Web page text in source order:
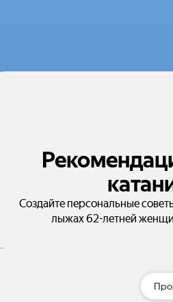
Создайте персональные
лыжах 62-летней